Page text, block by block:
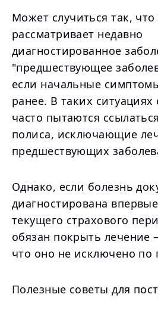
Может случиться так,
рассматривает недавно
диагностированное
"предшествующее
если начальные
ранее. В таких
часто пытаются
полиса, исключающие
предшествующих
Однако, если болезнь
диагностирована
текущего страхового
обязан покрыть лечение
что оно не исключено по
Полезные советы для